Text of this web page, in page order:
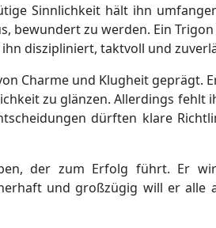
Sinnlichkeit hält ihn
bewundert zu werden. Ein Trigon
diszipliniert, taktvoll und
Charme und Klugheit geprägt.
zu glänzen. Allerdings fehlt
dürften klare
der zum Erfolg führt. Er
und großzügig will er alle